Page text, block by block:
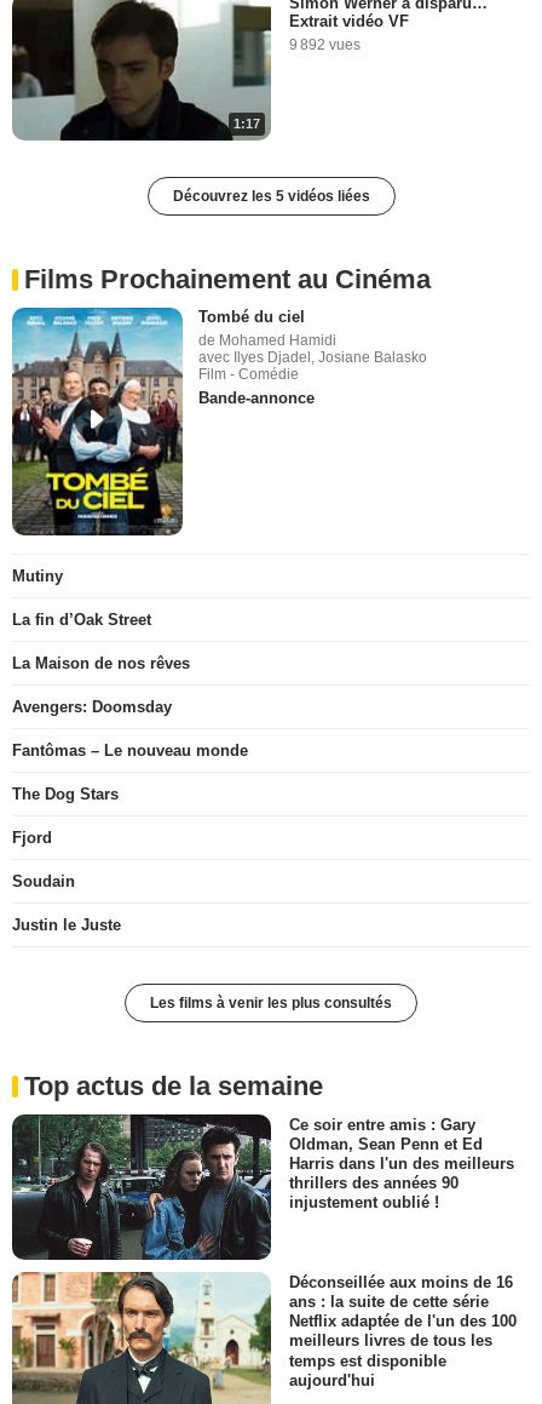
1:17
Extrait vidéo VF
9 892 vues
Découvrez les 5 vidéos liées
Films Prochainement au Cinéma
Tombé du ciel
de Mohamed Hamidi
avec Ilyes Djadel, Josiane Balasko
Film - Comédie
Bande-annonce
Mutiny
La fin d’Oak Street
La Maison de nos rêves
Avengers: Doomsday
Fantômas – Le nouveau monde
The Dog Stars
Fjord
Soudain
Justin le Juste
Les films à venir les plus consultés
Top actus de la semaine
Ce soir entre amis : Gary
Oldman, Sean Penn et Ed
Harris dans l'un des meilleurs
thrillers des années 90
injustement oublié !
Déconseillée aux moins de 16
ans : la suite de cette série
Netflix adaptée de l'un des 100
meilleurs livres de tous les
temps est disponible
aujourd'hui